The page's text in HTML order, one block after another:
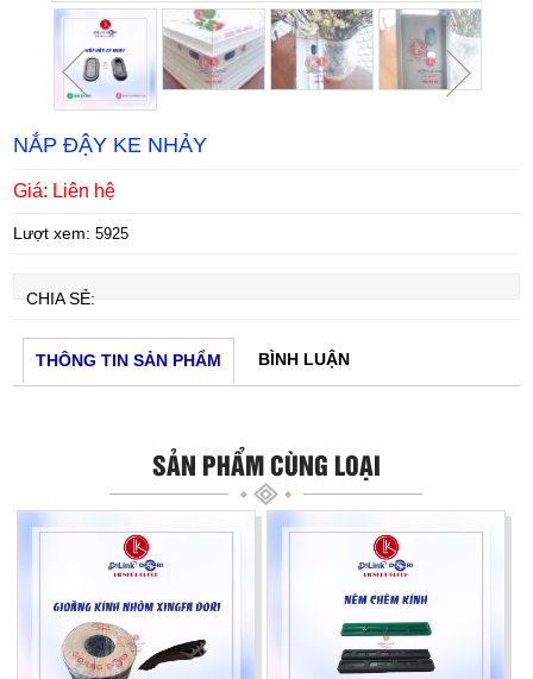
NẮP ĐẬY KE NHẢY
Giá: Liên hệ
Lượt xem: 5925
CHIA SẺ:
THÔNG TIN SẢN PHẨM BÌNH LUẬN
SẢN PHẨM CÙNG LOẠI